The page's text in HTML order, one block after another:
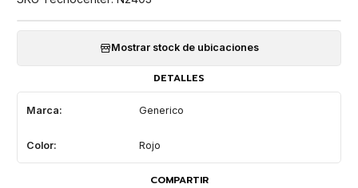
Mostrar stock de ubicaciones
DETALLES
Marca: Generico
Color: Rojo
COMPARTIR